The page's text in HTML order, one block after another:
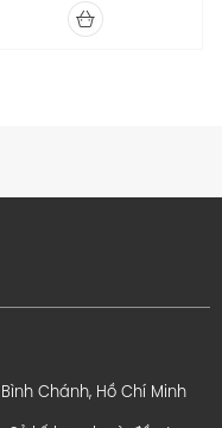
Premium X-
Chánh, Hồ Chí Minh